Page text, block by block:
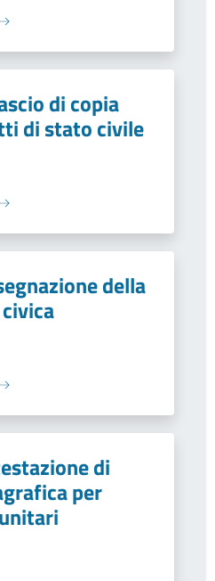
di copia
di stato civile
della
di
per